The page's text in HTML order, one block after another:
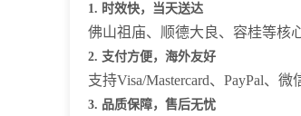
1. 时效快，当天送达
佛山祖庙、顺德大良、容桂等核
2. 支付方便，海外友好
支持Visa/Mastercard、PayPal、
3. 品质保障，售后无忧